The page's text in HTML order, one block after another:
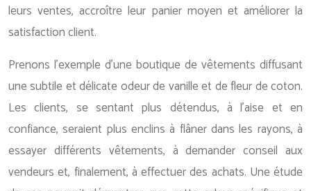
leurs ventes, accroître leur panier moyen et améliorer la
satisfaction client.
Prenons l’exemple d’une boutique de vêtements diffusant
une subtile et délicate odeur de vanille et de fleur de coton.
Les clients, se sentant plus détendus, à l’aise et en
confiance, seraient plus enclins à flâner dans les rayons, à
essayer différents vêtements, à demander conseil aux
vendeurs et, finalement, à effectuer des achats. Une étude